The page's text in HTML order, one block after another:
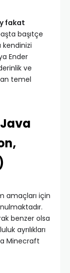
fakat
başıtçe
kendinizi
Ender
ve
temel
amaçları için
benzer olsa
ayrılıkları
Minecraft